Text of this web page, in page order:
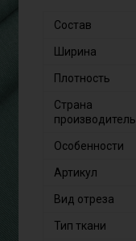
Состав
Ширина
Плотность
Страна
производитель
Особенности
Артикул
Вид отреза
Тип ткани